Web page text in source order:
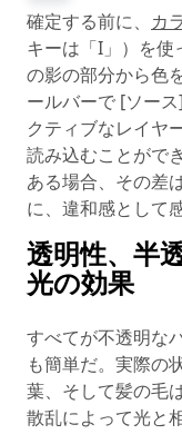
確定する前に、 カ
キーは「I」）を
の影の部分から色
ールバーで [ソー
クティブなレイヤ
読み込むことがで
ある場合、その差
に、違和感として
透明性、半
光の効果
すべてが不透明な
も簡単だ。実際の
葉、そして髪の毛
散乱によって光と